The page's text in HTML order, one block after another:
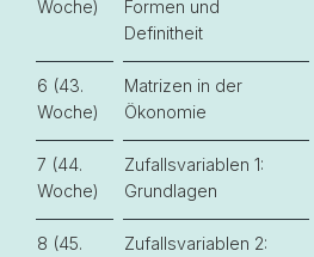
Woche)
Formen und
Definitheit
6 (43.
Woche)
Matrizen in der
Ökonomie
7 (44.
Woche)
Zufallsvariablen 1:
Grundlagen
8 (45.
Zufallsvariablen 2: